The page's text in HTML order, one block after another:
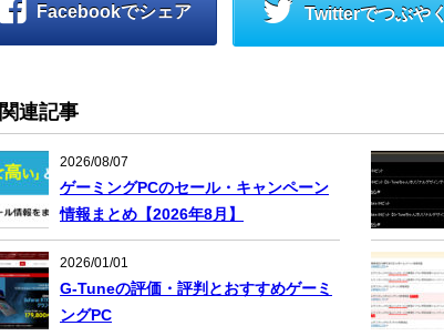
Facebookでシェア Twitterでつぶやく
関連記事
2026/08/07
ゲーミングPCのセール・キャンペーン
情報まとめ【2026年8月】
2026/01/01
G-Tuneの評価・評判とおすすめゲーミ
ングPC